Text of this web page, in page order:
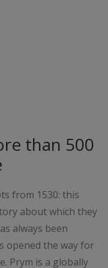
than 500
from 1530: this
about which they
always been
opened the way for
Prym is a globally